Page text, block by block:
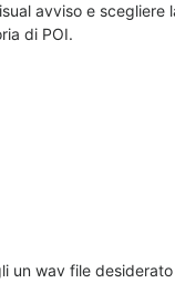
avviso e
di POI.
un wav file